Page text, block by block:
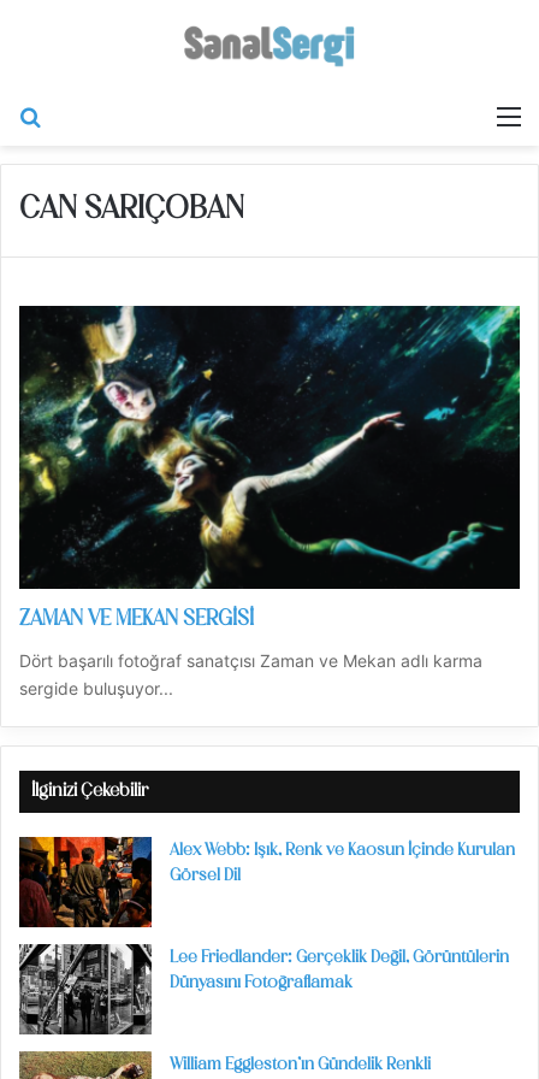
CAN SARIÇOBAN
ZAMAN VE MEKAN SERGİSİ
Dört başarılı fotoğraf sanatçısı Zaman ve Mekan adlı karma
sergide buluşuyor...
İlginizi Çekebilir
Alex Webb: Işık, Renk ve Kaosun İçinde Kurulan
Görsel Dil
Lee Friedlander: Gerçeklik Değil, Görüntülerin
Dünyasını Fotoğraflamak
William Eggleston’ın Gündelik Renkli